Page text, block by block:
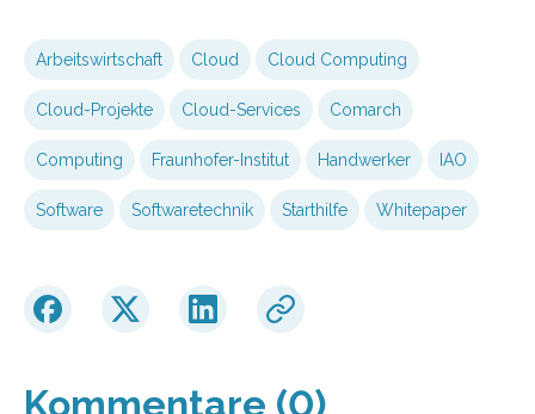
Arbeitswirtschaft Cloud Cloud Computing
Cloud-Projekte Cloud-Services Comarch
Computing Fraunhofer-Institut Handwerker IAO
Software Softwaretechnik Starthilfe Whitepaper
Kommentare (0)